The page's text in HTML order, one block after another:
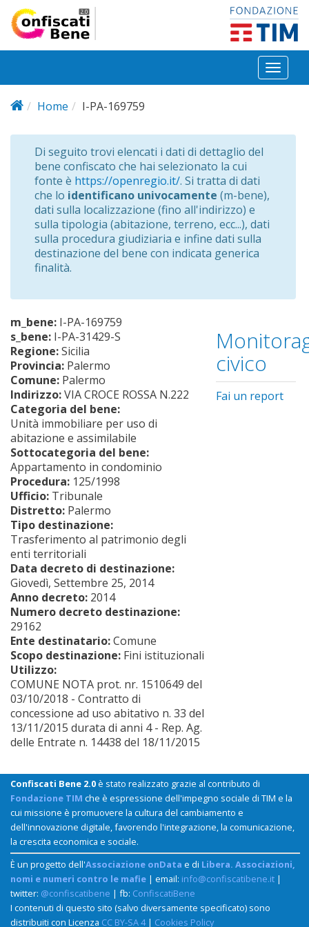
Salta al contenuto principale
Toggle
Home
I-PA-169759
Di seguito trovi elencati i dati di dettaglio del
bene confiscato che hai selezionato la cui
fonte è https://openregio.it/. Si tratta di dati
che lo identificano univocamente (m-bene),
dati sulla localizzazione (fino all'indirizzo) e
sulla tipologia (abitazione, terreno, ecc...), dati
sulla procedura giudiziaria e infine dati sulla
destinazione del bene con indicata generica
finalità.
m_bene: I-PA-169759
s_bene: I-PA-31429-S
Regione:Sicilia
Provincia: Palermo
Comune: Palermo
Indirizzo:VIA CROCE ROSSA N.222
Categoria del bene:
Unità immobiliare per uso di
abitazione e assimilabile
Sottocategoria del bene:
Appartamento in condominio
Procedura: 125/1998
Ufficio: Tribunale
Distretto: Palermo
Tipo destinazione:
Trasferimento al patrimonio degli
enti territoriali
Data decreto di destinazione:
Giovedì, Settembre 25, 2014
Anno decreto: 2014
Numero decreto destinazione:
29162
Ente destinatario:Comune
Scopo destinazione: Fini istituzionali
Utilizzo:
COMUNE NOTA prot. nr. 1510649 del
03/10/2018 - Contratto di
concessione ad uso abitativo n. 33 del
13/11/2015 durata di anni 4 - Rep. Ag.
delle Entrate n. 14438 del 18/11/2015
civico
Fai un report
Confiscati Bene 2.0è stato realizzato grazie al contributo di
Fondazione TIM che è espressione dell'impegno sociale di TIM e la
cui missione è promuovere la cultura del cambiamento e
dell'innovazione digitale, favorendo l'integrazione, la comunicazione,
la crescita economica e sociale.
È un progetto dell'Associazione onData e di Libera. Associazioni,
nomi e numeri contro le mafie | email: info@confiscatibene.it |
twitter: @confiscatibene | fb: ConfiscatiBene
I contenuti di questo sito (salvo diversamente specificato) sono
distribuiti con Licenza CC BY-SA 4| Cookies Policy